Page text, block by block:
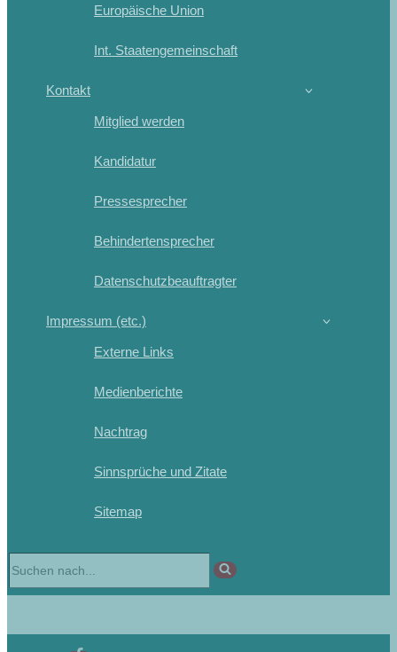
Europäische Union
Int. Staatengemeinschaft
Kontakt
Mitglied werden
Kandidatur
Pressesprecher
Behindertensprecher
Datenschutzbeauftragter
Impressum (etc.)
Externe Links
Medienberichte
Nachtrag
Sinnsprüche und Zitate
Sitemap